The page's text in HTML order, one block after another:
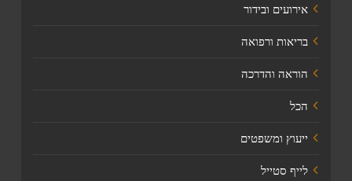
אירועים ובידור
בריאות ורפואה
הוראה והדרכה
הכל
ייעוץ ומשפטים
לייף סטייל